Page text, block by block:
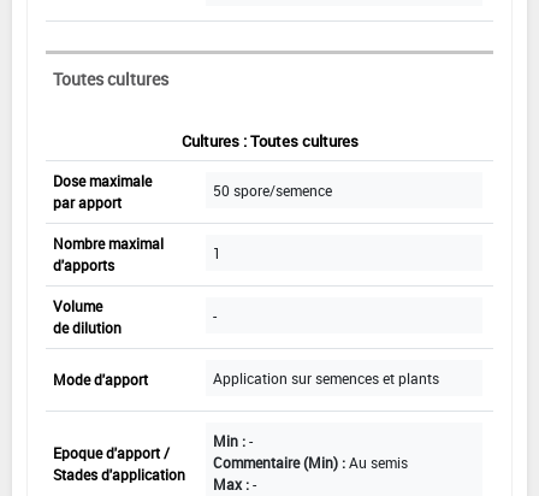
Toutes cultures
Cultures : Toutes cultures
Dose maximale
par apport
50 spore/semence
Nombre maximal
d'apports
1
Volume
de dilution
-
Mode d'apport Application sur semences et plants
Epoque d'apport /
Stades d'application
Min :-
Commentaire (Min) :Au semis
Max :-